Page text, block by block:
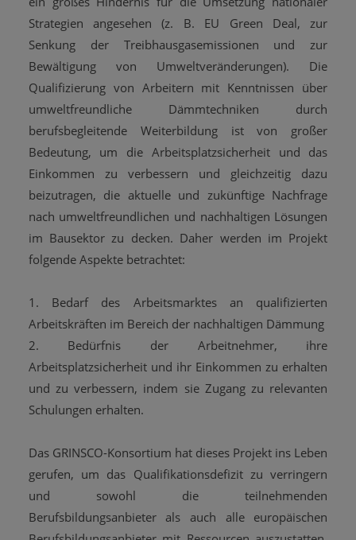
Strategien angesehen (z. B. EU Green Deal, zur
Senkung der Treibhausgasemissionen und zur
Bewältigung von Umweltveränderungen). Die
Qualifizierung von Arbeitern mit Kenntnissen über
umweltfreundliche Dämmtechniken durch
berufsbegleitende Weiterbildung ist von großer
Bedeutung, um die Arbeitsplatzsicherheit und das
Einkommen zu verbessern und gleichzeitig dazu
beizutragen, die aktuelle und zukünftige Nachfrage
nach umweltfreundlichen und nachhaltigen Lösungen
im Bausektor zu decken. Daher werden im Projekt
folgende Aspekte betrachtet:
1. Bedarf des Arbeitsmarktes an qualifizierten
Arbeitskräften im Bereich der nachhaltigen Dämmung
2. Bedürfnis der Arbeitnehmer, ihre
Arbeitsplatzsicherheit und ihr Einkommen zu erhalten
und zu verbessern, indem sie Zugang zu relevanten
Schulungen erhalten.
Das GRINSCO-Konsortium hat dieses Projekt ins Leben
gerufen, um das Qualifikationsdefizit zu verringern
und sowohl die teilnehmenden
Berufsbildungsanbieter als auch alle europäischen